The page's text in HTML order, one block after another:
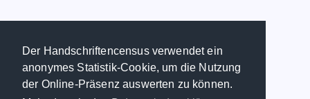
Der Handschriftencensus verwendet ein
anonymes Statistik-Cookie, um die Nutzung
der Online-Präsenz auswerten zu können.